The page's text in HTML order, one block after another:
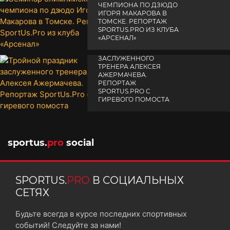
ЧЕМПИОНА ПО ДЗЮДО
ИГОРЯ МАКАРОВА В
ТОМСКЕ. РЕПОРТАЖ
SPORTUS.PRO ИЗ КЛУБА
«АРСЕНАЛ»
ЗАСЛУЖЕННОГО
ТРЕНЕРА АЛЕКСЕЯ
АЖЕРМАЧЕВА.
РЕПОРТАЖ
SPORTUS.PRO С
ГИРЕВОГО ПОМОСТА
sportus.pro social
SPORTUS.PRO В СОЦИАЛЬНЫХ
СЕТЯХ
Будьте всегда в курсе последних спортивных
событий! Следуйте за нами!